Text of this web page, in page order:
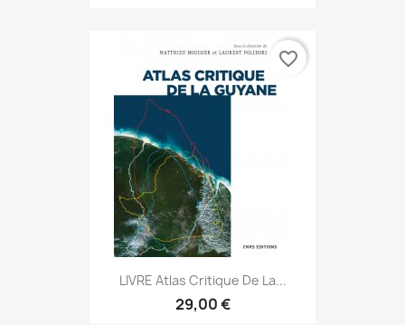
LIVRE Atlas Critique De La...
29,00 €
favorite_border